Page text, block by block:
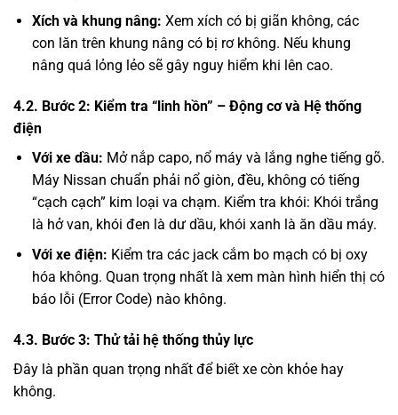
Xích và khung nâng: Xem xích có bị giãn không, các
con lăn trên khung nâng có bị rơ không. Nếu khung
nâng quá lỏng lẻo sẽ gây nguy hiểm khi lên cao.
4.2. Bước 2: Kiểm tra “linh hồn” – Động cơ và Hệ thống
điện
Với xe dầu: Mở nắp capo, nổ máy và lắng nghe tiếng gõ.
Máy Nissan chuẩn phải nổ giòn, đều, không có tiếng
“cạch cạch” kim loại va chạm. Kiểm tra khói: Khói trắng
là hở van, khói đen là dư dầu, khói xanh là ăn dầu máy.
Với xe điện: Kiểm tra các jack cắm bo mạch có bị oxy
hóa không. Quan trọng nhất là xem màn hình hiển thị có
báo lỗi (Error Code) nào không.
4.3. Bước 3: Thử tải hệ thống thủy lực
Đây là phần quan trọng nhất để biết xe còn khỏe hay
không.